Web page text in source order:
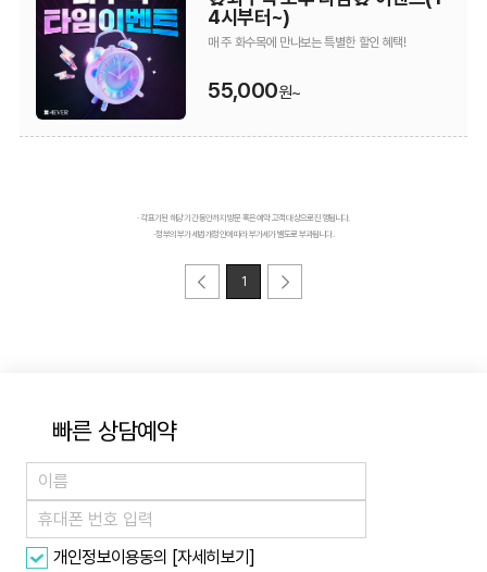
4시부터~)
매 주 화수목에 만나보는 특별한 할인 혜택!
55,000원~
· 각 표기된 해당 기간 동안까지 방문 혹은 예약 고객 대상으로 진행됩니다.
· 정부의 부가세법 개정안에 따라 부가세가 별도로 부과됩니다.
1
빠른 상담예약
개인정보이용동의 [자세히보기]